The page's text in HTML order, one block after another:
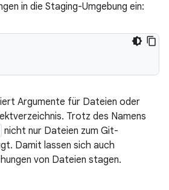
in die Staging-Umgebung ein:
Argumente für Dateien oder
Trotz des Namens
nicht nur Dateien zum Git-
Damit lassen sich auch
von Dateien stagen.